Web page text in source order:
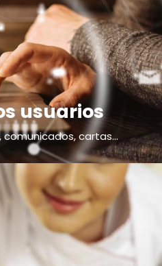
usuarios
cartas...